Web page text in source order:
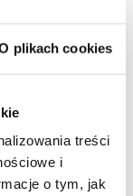
plikach cookies
treści
i
o tym, jak